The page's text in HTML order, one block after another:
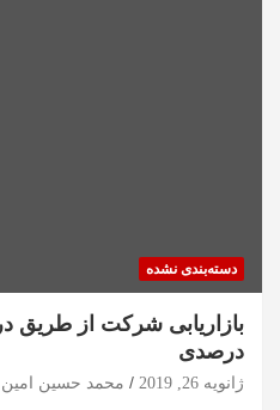
دسته‌بندی نشده
بازاریابی شرکت از طریق
درصدی
ژانویه 26, 2019 محمد حسین امین